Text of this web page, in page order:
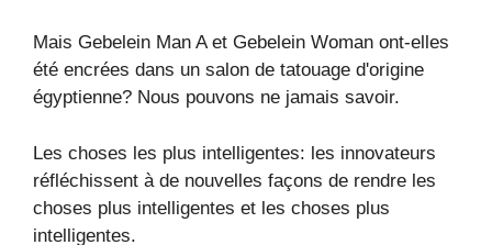
Mais Gebelein Man A et Gebelein Woman ont-elles
été encrées dans un salon de tatouage d'origine
égyptienne? Nous pouvons ne jamais savoir.
Les choses les plus intelligentes: les innovateurs
réfléchissent à de nouvelles façons de rendre les
choses plus intelligentes et les choses plus
intelligentes.